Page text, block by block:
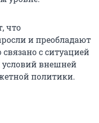
что
и преобладают
с ситуацией
внешней
политики.